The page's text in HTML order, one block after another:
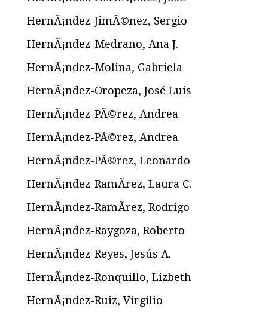
HernÃ¡ndez-JimÃ©nez, Sergio
HernÃ¡ndez-Medrano, Ana J.
HernÃ¡ndez-Molina, Gabriela
HernÃ¡ndez-Oropeza, José Luis
HernÃ¡ndez-PÃ©rez, Andrea
HernÃ¡ndez-PÃ©rez, Andrea
HernÃ¡ndez-PÃ©rez, Leonardo
HernÃ¡ndez-RamÃ­rez, Laura C.
HernÃ¡ndez-RamÃ­rez, Rodrigo
HernÃ¡ndez-Raygoza, Roberto
HernÃ¡ndez-Reyes, Jesús A.
HernÃ¡ndez-Ronquillo, Lizbeth
HernÃ¡ndez-Ruiz, Virgilio